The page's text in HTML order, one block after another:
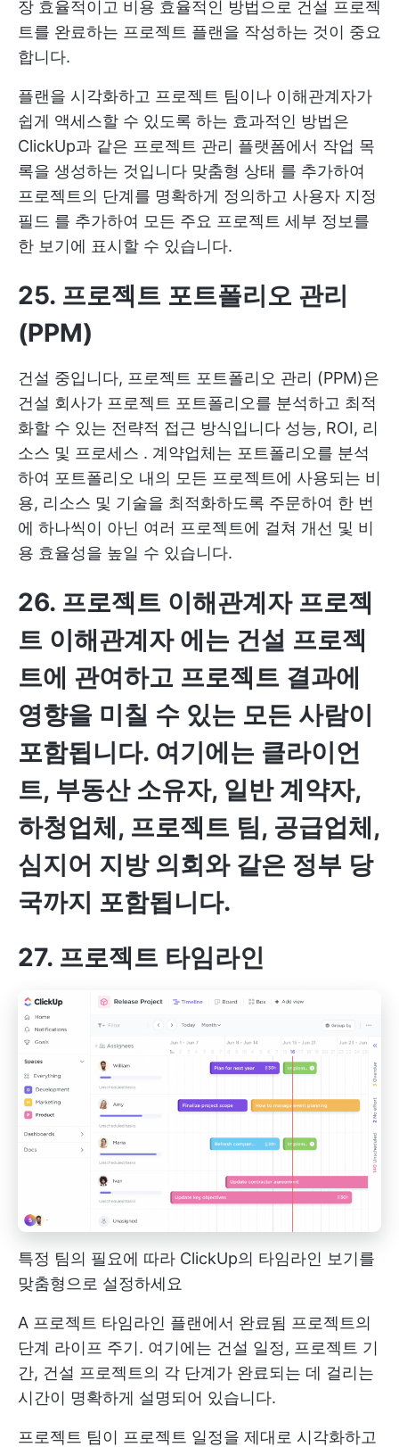
장 효율적이고 비용 효율적인 방법으로 건설 프로젝
트를 완료하는 프로젝트 플랜을 작성하는 것이 중요
합니다.
플랜을 시각화하고 프로젝트 팀이나 이해관계자가
쉽게 액세스할 수 있도록 하는 효과적인 방법은
ClickUp과 같은 프로젝트 관리 플랫폼에서 작업 목
록을 생성하는 것입니다 맞춤형 상태 를 추가하여
프로젝트의 단계를 명확하게 정의하고 사용자 지정
필드 를 추가하여 모든 주요 프로젝트 세부 정보를
한 보기에 표시할 수 있습니다.
25. 프로젝트 포트폴리오 관리
(PPM)
건설 중입니다, 프로젝트 포트폴리오 관리 (PPM)은
건설 회사가 프로젝트 포트폴리오를 분석하고 최적
화할 수 있는 전략적 접근 방식입니다 성능, ROI, 리
소스 및 프로세스 . 계약업체는 포트폴리오를 분석
하여 포트폴리오 내의 모든 프로젝트에 사용되는 비
용, 리소스 및 기술을 최적화하도록 주문하여 한 번
에 하나씩이 아닌 여러 프로젝트에 걸쳐 개선 및 비
용 효율성을 높일 수 있습니다.
26. 프로젝트 이해관계자 프로젝
트 이해관계자에는 건설 프로젝
트에 관여하고 프로젝트 결과에
영향을 미칠 수 있는 모든 사람이
포함됩니다. 여기에는 클라이언
트, 부동산 소유자, 일반 계약자,
하청업체, 프로젝트 팀, 공급업체,
심지어 지방 의회와 같은 정부 당
국까지 포함됩니다.
27. 프로젝트 타임라인
특정 팀의 필요에 따라 ClickUp의 타임라인 보기를
맞춤형으로 설정하세요
A 프로젝트 타임라인 플랜에서 완료됨 프로젝트의
단계 라이프 주기. 여기에는 건설 일정, 프로젝트 기
간, 건설 프로젝트의 각 단계가 완료되는 데 걸리는
시간이 명확하게 설명되어 있습니다.
프로젝트 팀이 프로젝트 일정을 제대로 시각화하고